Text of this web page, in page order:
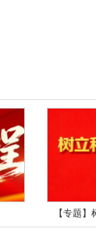
【专题